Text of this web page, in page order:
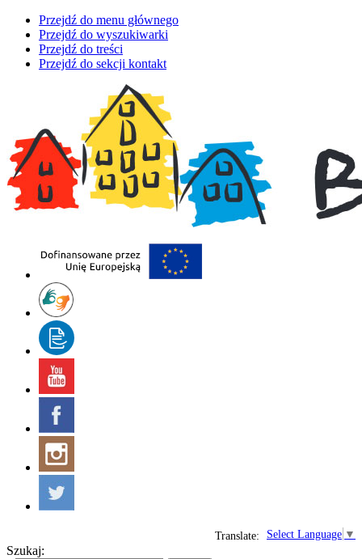
Przejdź do menu głównego
Przejdź do wyszukiwarki
Przejdź do treści
Przejdź do sekcji kontakt
Select Language ▼
Translate:
Szukaj: